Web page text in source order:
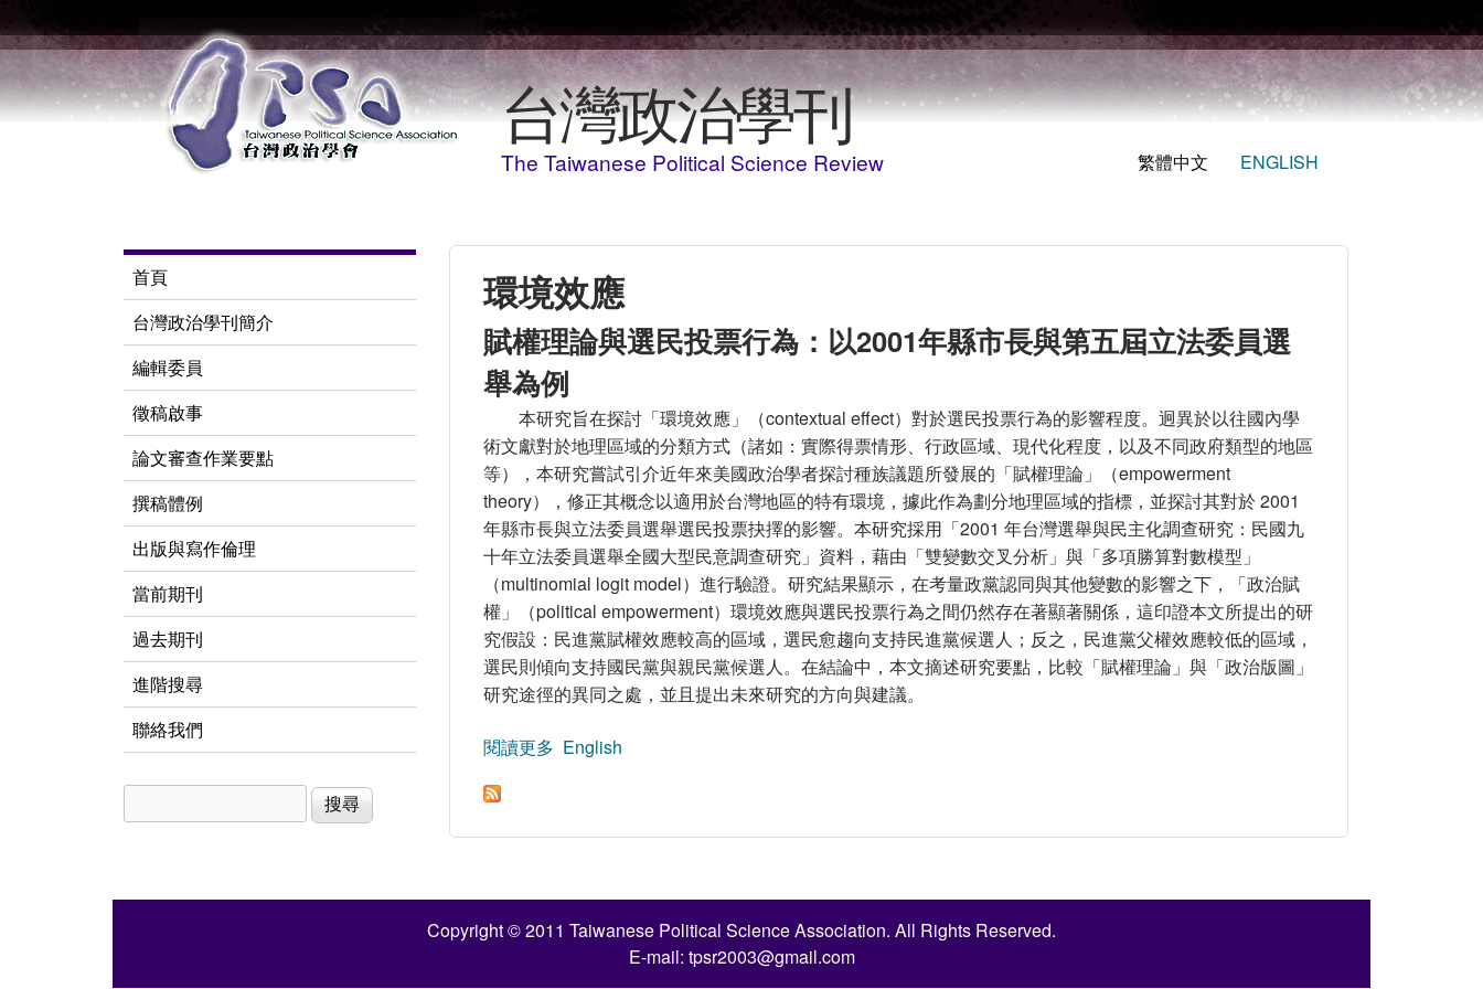
移至主內容
台灣政治學刊
The Taiwanese Political Science Review 繁體中文 ENGLISH
環境效應
賦權理論與選民投票行為：以2001年縣市長與第五屆立法委員選
舉為例
本研究旨在探討「環境效應」（contextual effect）對於選民投票行為的影響程度。迥異於以往國內學
術文獻對於地理區域的分類方式（諸如：實際得票情形、行政區域、現代化程度，以及不同政府類型的地區
等），本研究嘗試引介近年來美國政治學者探討種族議題所發展的「賦權理論」（empowerment
theory），修正其概念以適用於台灣地區的特有環境，據此作為劃分地理區域的指標，並探討其對於 2001
年縣市長與立法委員選舉選民投票抉擇的影響。本研究採用「2001 年台灣選舉與民主化調查研究：民國九
十年立法委員選舉全國大型民意調查研究」資料，藉由「雙變數交叉分析」與「多項勝算對數模型」
（multinomial logit model）進行驗證。研究結果顯示，在考量政黨認同與其他變數的影響之下，「政治賦
權」（political empowerment）環境效應與選民投票行為之間仍然存在著顯著關係，這印證本文所提出的研
究假設：民進黨賦權效應較高的區域，選民愈趨向支持民進黨候選人；反之，民進黨父權效應較低的區域，
選民則傾向支持國民黨與親民黨候選人。在結論中，本文摘述研究要點，比較「賦權理論」與「政治版圖」
研究途徑的異同之處，並且提出未來研究的方向與建議。
閱讀更多 關於賦權理論與選民投票行為：以2001年縣市長與第五屆立法委員選舉為例
English
首頁
台灣政治學刊簡介
編輯委員
徵稿啟事
論文審查作業要點
撰稿體例
出版與寫作倫理
當前期刊
過去期刊
進階搜尋
聯絡我們
搜尋表單
Copyright © 2011 Taiwanese Political Science Association. All Rights Reserved.
E-mail: tpsr2003@gmail.com